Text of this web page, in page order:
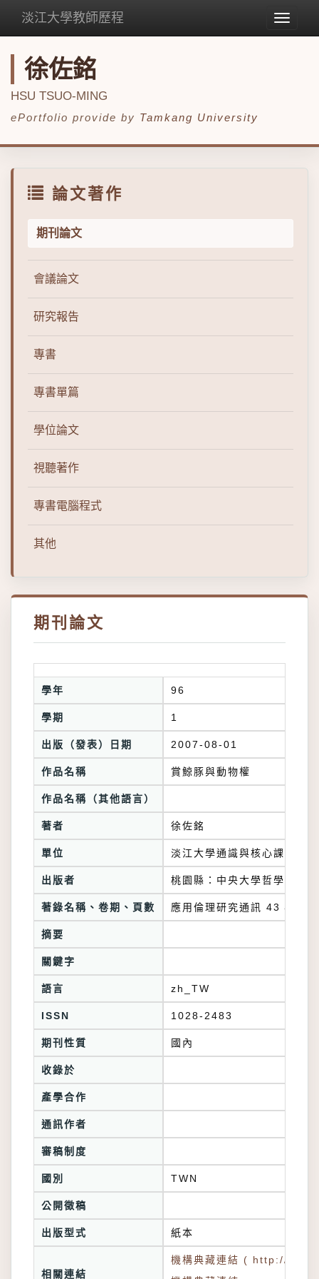
Toggle
淡江大學教師歷程
徐佐銘
HSU TSUO-MING
ePortfolio provide by Tamkang University
論文著作
期刊論文
會議論文
研究報告
專書
專書單篇
學位論文
視聽著作
專書電腦程式
其他
期刊論文
學年 96
學期 1
出版（發表）日期 2007-08-01
作品名稱 賞鯨豚與動物權
作品名稱（其他語言）
著者 徐佐銘
單位 淡江大學通識與核心課程中心
出版者 桃園縣：中央大學哲學研究
著錄名稱、卷期、頁數 應用倫理研究通訊 43，頁
摘要
關鍵字
語言 zh_TW
ISSN 1028-2483
期刊性質 國內
收錄於
產學合作
通訊作者
審稿制度
國別 TWN
公開徵稿
出版型式 紙本
相關連結
機構典藏連結 ( http://